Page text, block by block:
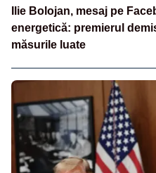
Ilie Bolojan, mesaj pe
energetică: premierul
măsurile luate